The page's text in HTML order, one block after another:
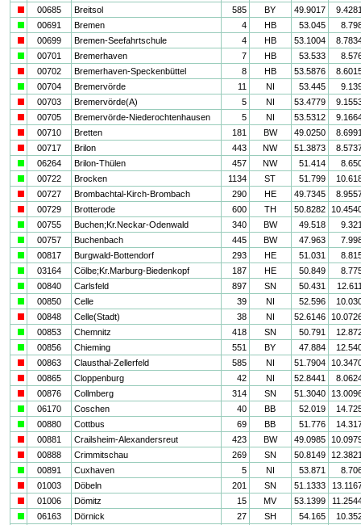
00685 Breitsol 585 BY 49.9017
00691 Bremen 4 HB 53.045
00699 Bremen-Seefahrtschule 4 HB 53.1004
00701 Bremerhaven 7 HB 53.533
00702 Bremerhaven-Speckenbüttel 8 HB 53.5876
00704 Bremervörde 11 NI 53.445
00703 Bremervörde(A) 5 NI 53.4779
00705 Bremervörde-Niederochtenhausen 5 NI 53.5312
00710 Bretten 181 BW 49.0250
00717 Brilon 443 NW 51.3873
06264 Brilon-Thülen 457 NW 51.414
00722 Brocken 1134 ST 51.799
00727 Brombachtal-Kirch-Brombach 290 HE 49.7345
00729 Brotterode 600 TH 50.8282
00755 Buchen;Kr.Neckar-Odenwald 340 BW 49.518
00757 Buchenbach 445 BW 47.963
00817 Burgwald-Bottendorf 293 HE 51.031
03164 Cölbe;Kr.Marburg-Biedenkopf 187 HE 50.849
00840 Carlsfeld 897 SN 50.431
00850 Celle 39 NI 52.596
00848 Celle(Stadt) 38 NI 52.6146
00853 Chemnitz 418 SN 50.791
00856 Chieming 551 BY 47.884
00863 Clausthal-Zellerfeld 585 NI 51.7904
00865 Cloppenburg 42 NI 52.8441
00876 Collmberg 314 SN 51.3040
06170 Coschen 40 BB 52.019
00880 Cottbus 69 BB 51.776
00881 Crailsheim-Alexandersreut 423 BW 49.0985
00888 Crimmitschau 269 SN 50.8149
00891 Cuxhaven 5 NI 53.871
01003 Döbeln 201 SN 51.1333
01006 Dömitz 15 MV 53.1399
06163 Dörnick 27 SH 54.165